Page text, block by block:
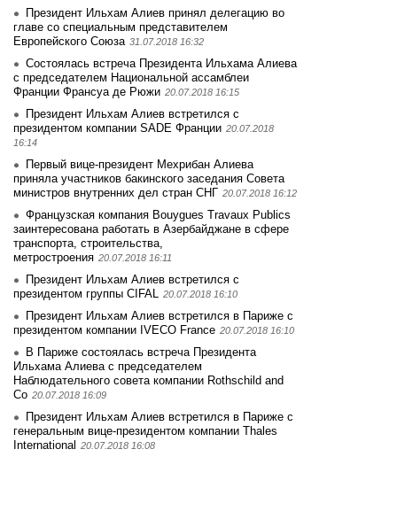
Президент Ильхам Алиев принял делегацию во
главе со специальным представителем
Европейского Союза 31.07.2018 16:32
Состоялась встреча Президента Ильхама Алиева
с председателем Национальной ассамблеи
Франции Франсуа де Рюжи 20.07.2018 16:15
Президент Ильхам Алиев встретился с
президентом компании SADE Франции 20.07.2018
16:14
Первый вице-президент Мехрибан Алиева
приняла участников бакинского заседания Совета
министров внутренних дел стран СНГ 20.07.2018 16:12
Французская компания Bouygues Travaux Publics
заинтересована работать в Азербайджане в сфере
транспорта, строительства,
метростроения 20.07.2018 16:11
Президент Ильхам Алиев встретился с
президентом группы CIFAL 20.07.2018 16:10
Президент Ильхам Алиев встретился в Париже с
президентом компании IVECO France 20.07.2018 16:10
В Париже состоялась встреча Президента
Ильхама Алиева с председателем
Наблюдательного совета компании Rothschild and
Co 20.07.2018 16:09
Президент Ильхам Алиев встретился в Париже с
генеральным вице-президентом компании Thales
International 20.07.2018 16:08